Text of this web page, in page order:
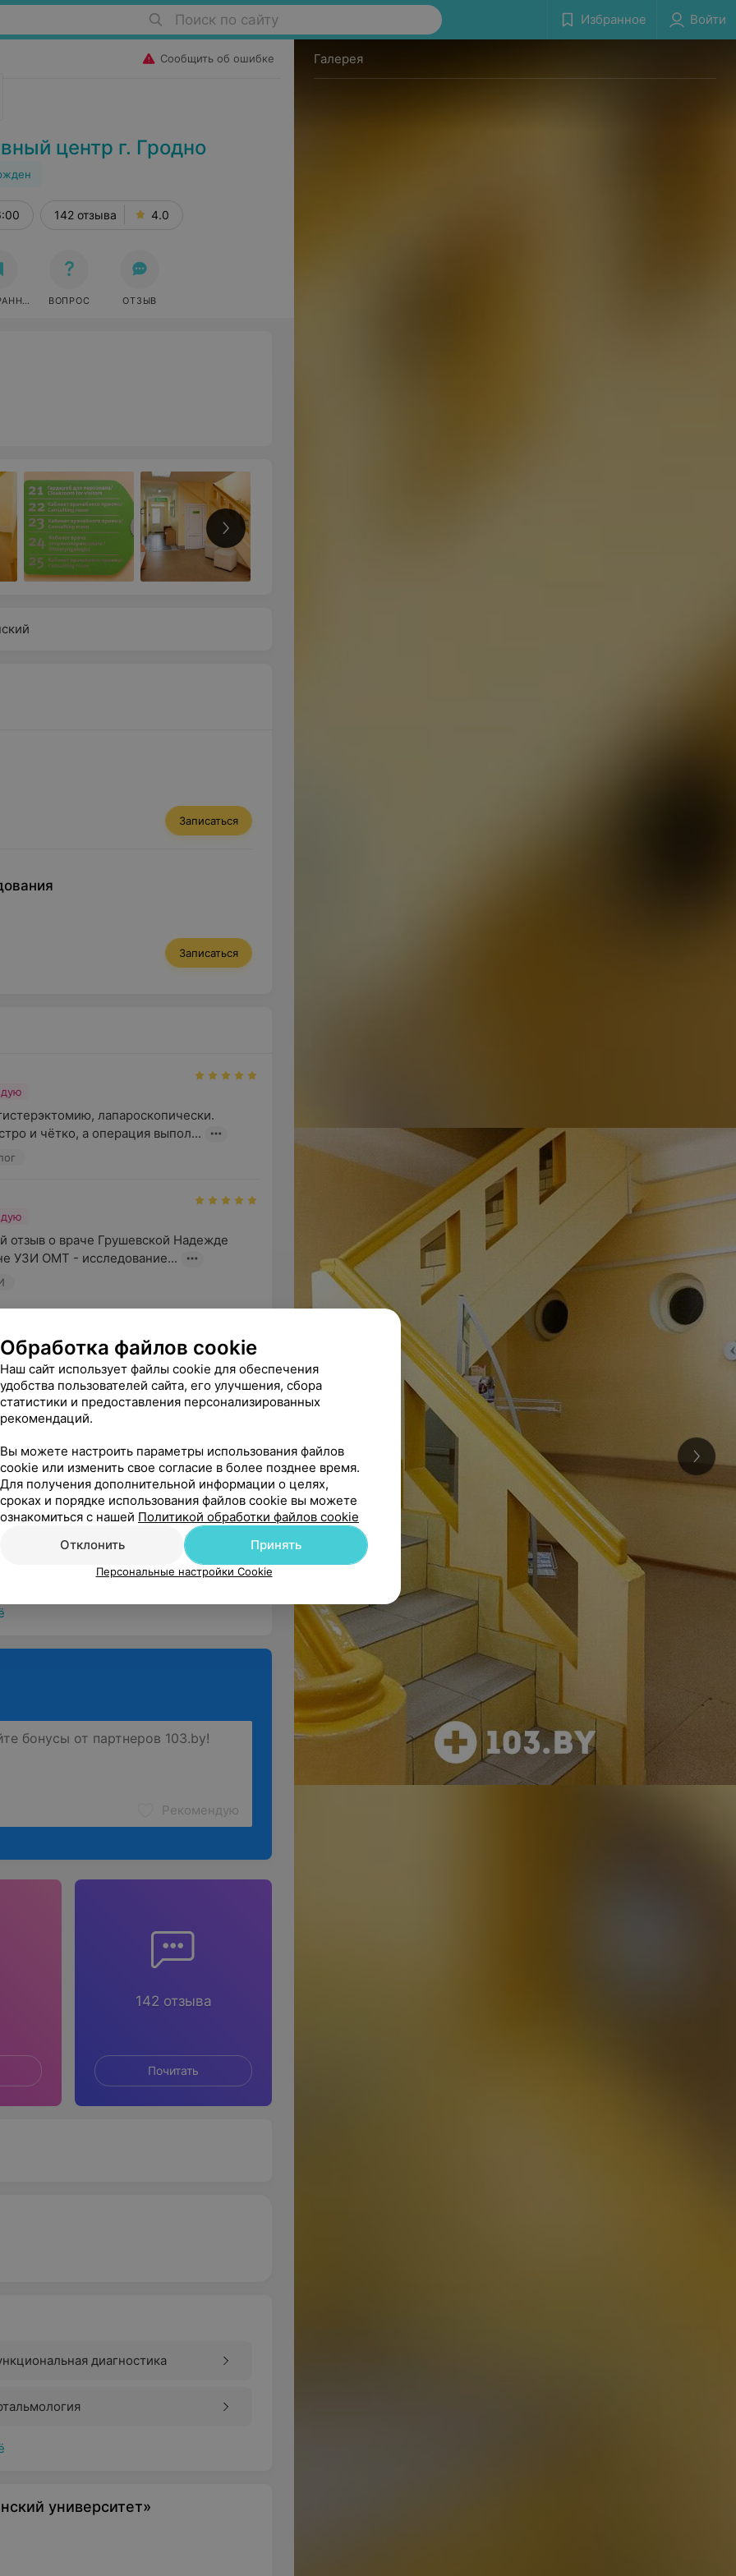
Поиск по сайту Избранное Войти
Сообщить об ошибке
центр г. Гродно
142 отзыва 4.0
ВОПРОС ОТЗЫВ
Записаться
Записаться
лапароскопически.
и чётко, а операция выпол...
отзыв о враче Грушевской Надежде
УЗИ ОМТ - исследование...
Вас за высокую оценку работы
возможность поделиться
человек
Вас за положительный отзыв и
специалиста. Желаем Вам и Вашей ...
Рекомендую
142 отзыва
Почитать
диагностика
университет»
Галерея
Обработка файлов cookie
Наш сайт использует файлы cookie для обеспечения
удобства пользователей сайта, его улучшения, сбора
статистики и предоставления персонализированных
рекомендаций.
Вы можете настроить параметры использования файлов
cookie или изменить свое согласие в более позднее время.
Для получения дополнительной информации о целях,
сроках и порядке использования файлов cookie вы можете
ознакомиться с нашей Политикой обработки файлов cookie
Отклонить
Принять
Персональные настройки Cookie